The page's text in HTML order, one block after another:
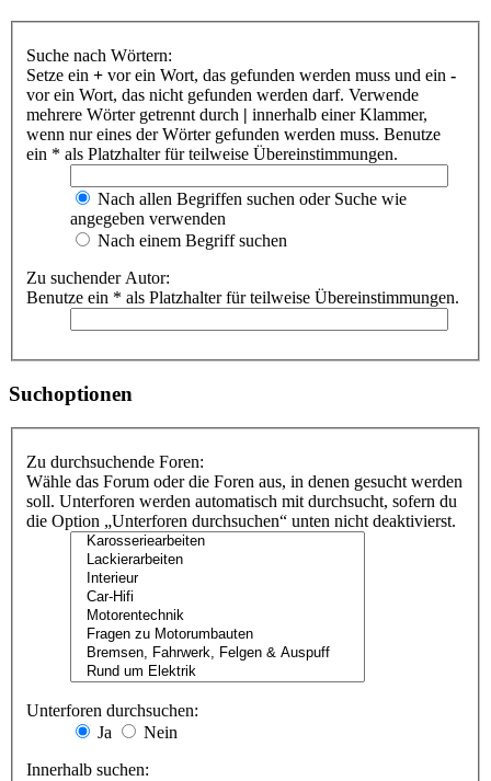
Suche nach Wörtern:
Setze ein + vor ein Wort, das gefunden werden muss und ein -
vor ein Wort, das nicht gefunden werden darf. Verwende
mehrere Wörter getrennt durch | innerhalb einer Klammer,
wenn nur eines der Wörter gefunden werden muss. Benutze
ein * als Platzhalter für teilweise Übereinstimmungen.
Nach allen Begriffen suchen oder Suche wie
angegeben verwenden
Nach einem Begriff suchen
Zu suchender Autor:
Benutze ein * als Platzhalter für teilweise Übereinstimmungen.
Suchoptionen
Zu durchsuchende Foren:
Wähle das Forum oder die Foren aus, in denen gesucht werden
soll. Unterforen werden automatisch mit durchsucht, sofern du
die Option „Unterforen durchsuchen“ unten nicht deaktivierst.
Unterforen durchsuchen:
Ja
Nein
Innerhalb suchen: